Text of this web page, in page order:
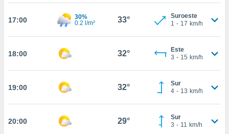
se
17:00
30%
0.2 l/m²
33°
Suroeste
1 - 17 km/h
18:00 32°
Este
3 - 15 km/h
19:00 32°
Sur
4 - 13 km/h
20:00 29°
Sur
3 - 11 km/h